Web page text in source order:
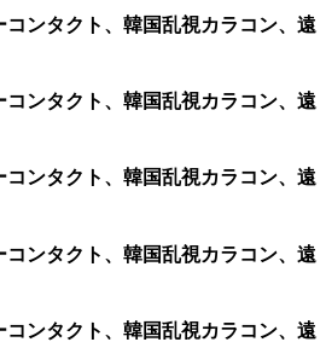
ンタクト、韓国乱視カラコン、遠
ンタクト、韓国乱視カラコン、遠
ンタクト、韓国乱視カラコン、遠
ンタクト、韓国乱視カラコン、遠
ンタクト、韓国乱視カラコン、遠